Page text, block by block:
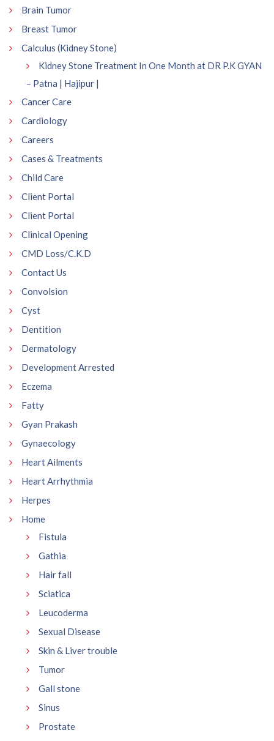
Brain Tumor
Breast Tumor
Calculus (Kidney Stone)
Kidney Stone Treatment In One Month at DR P.K GYAN
– Patna | Hajipur |
Cancer Care
Cardiology
Careers
Cases & Treatments
Child Care
Client Portal
Client Portal
Clinical Opening
CMD Loss/C.K.D
Contact Us
Convolsion
Cyst
Dentition
Dermatology
Development Arrested
Eczema
Fatty
Gyan Prakash
Gynaecology
Heart Ailments
Heart Arrhythmia
Herpes
Home
Fistula
Gathia
Hair fall
Sciatica
Leucoderma
Sexual Disease
Skin & Liver trouble
Tumor
Gall stone
Sinus
Prostate